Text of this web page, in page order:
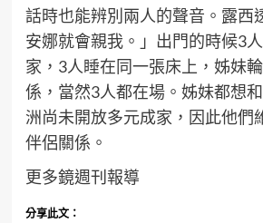
話時也能辨別兩人的聲音。露西
安娜就會親我。」出門的時候3
家，3人睡在同一張床上，姊妹
係，當然3人都在場。姊妹都想
洲尚未開放多元成家，因此他們
伴侶關係。
更多鏡週刊報導
分享此文：